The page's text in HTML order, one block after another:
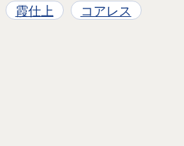
霞仕上
コアレス